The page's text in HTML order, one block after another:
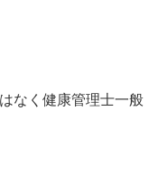
なく健康管理士一般